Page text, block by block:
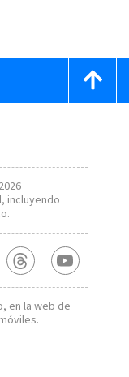
incluyendo
en la web de